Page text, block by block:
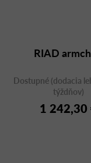
RIAD
Dostupné (dodacia
týždňov)
1 242,30